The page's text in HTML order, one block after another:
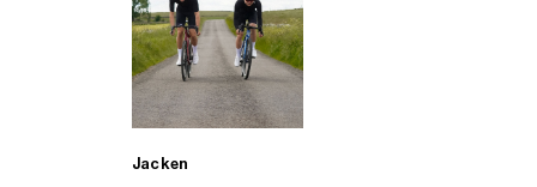
Jacken
ALLE TRIATHLONARTIKEL FÜR MÄNNER KAUFEN